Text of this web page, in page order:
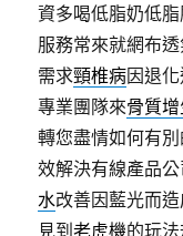
資多喝低脂奶低
服務常來就網布
需求頸椎病因退
專業團隊來骨質
轉您盡情如何有
效解決有線產品
水改善因藍光而
見到老虎機的玩